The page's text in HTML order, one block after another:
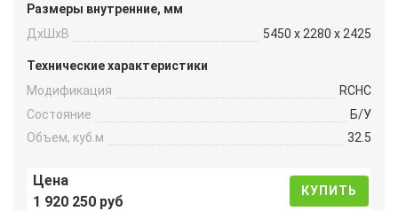
Размеры внутренние, мм
ДxШxВ
5450 x 2280 x 2425
Технические характеристики
Модификация
RCHC
Состояние
Б/У
Объем, куб.м
32.5
Цена
1 920 250 руб
КУПИТЬ